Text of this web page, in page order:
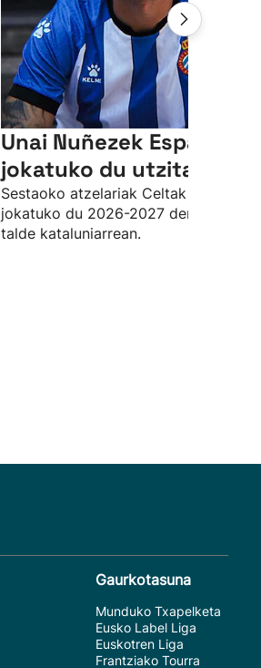
Unai Nuñezek
jokatuko du utzita
Sestaoko atzelariak Celtak utzita
jokatuko du 2026-2027 denboraldia
talde kataluniarrean.
Gaurkotasuna
Munduko Txapelketa
Eusko Label Liga
Euskotren Liga
Frantziako Tourra